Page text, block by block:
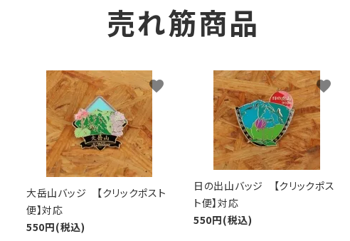
売れ筋商品
大岳山バッジ 【クリックポスト
便】対応
550円(税込)
favorite
日の出山バッジ 【クリックポス
ト便】対応
550円(税込)
favorite